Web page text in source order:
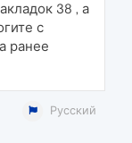
38 , а
с
ранее
Русский